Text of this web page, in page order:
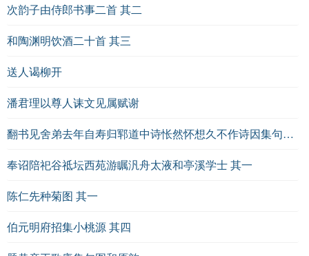
次韵子由侍郎书事二首 其二
和陶渊明饮酒二十首 其三
送人谒柳开
潘君理以尊人诔文见属赋谢
翻书见舍弟去年自寿归郓道中诗怅然怀想久不作诗因集句为答用渭城体可歌也 其六
奉诏陪祀谷祗坛西苑游瞩汎舟太液和亭溪学士 其一
陈仁先种菊图 其一
伯元明府招集小桃源 其四